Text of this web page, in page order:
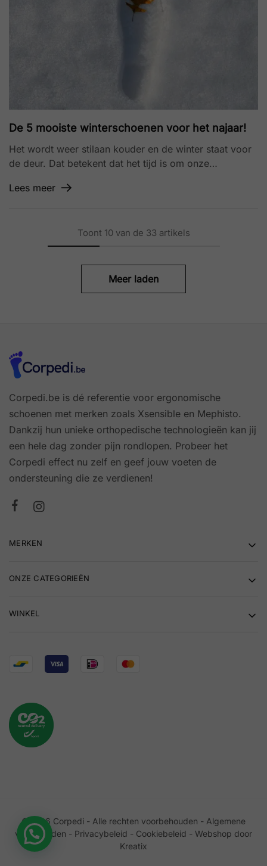
De 5 mooiste winterschoenen voor het najaar!
Het wordt weer stilaan kouder en de winter staat voor
de deur. Dat betekent dat het tijd is om onze…
Lees meer
Toont 10 van de 33 artikels
Meer laden
Corpedi.be is dé referentie voor ergonomische
schoenen met merken zoals Xsensible en Mephisto.
Dankzij hun unieke orthopedische technologieën kan jij
een hele dag zonder pijn rondlopen. Probeer het
Corpedi effect nu zelf en geef jouw voeten de
ondersteuning die ze verdienen!
MERKEN
ONZE CATEGORIEËN
WINKEL
©2026 Corpedi - Alle rechten voorbehouden - Algemene
voorwaarden - Privacybeleid - Cookiebeleid - Webshop door
Kreatix